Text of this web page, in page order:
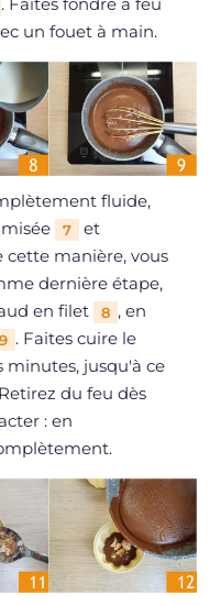
. Faites fondre à feu
un fouet à main.
fluide,
7
et
cette manière, vous
dernière étape,
en filet
8 , en
9 . Faites cuire le
jusqu'à ce
du feu dès
: en